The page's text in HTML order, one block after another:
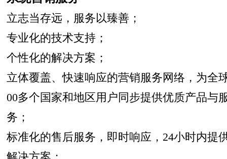
立志当存远，服务以臻善；
专业化的技术支持；
个性化的解决方案；
立体覆盖、快速响应的营销服务网络，为全
00多个国家和地区用户同步提供优质产品与
务；
标准化的售后服务，即时响应，24小时内提